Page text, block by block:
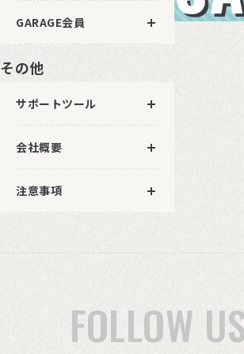
GARAGE会員
その他
サポートツール
会社概要
注意事項
FOLLOW